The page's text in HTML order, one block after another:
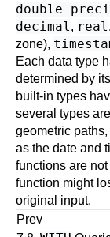
double
decimal, real,
zone),
Each data type
determined by
built-in types
several types
geometric
as the date and
functions are
function might
original input.
Prev